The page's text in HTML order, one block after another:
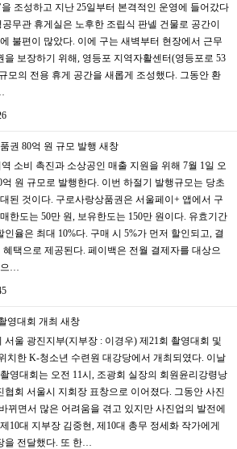
조성하고 지난 25일부터 본격적인 운영에 들어갔다
무관 휴게실은 노후한 조립식 판넬 건물로 공간이
불편이 많았다. 이에 구는 새벽부터 현장에서 근무
보장하기 위해, 영등포 지역자활센터(영등포로 53
모의 전용 휴게 공간을 새롭게 조성했다. 그동안 환
권 80억 원 규모 발행 새창
소비 촉진과 소상공인 매출 지원을 위해 7월 1일 오
원 규모로 발행한다. 이번 하절기 발행규모는 당초
된 것이다. 구로사랑상품권은 서울페이+ 앱에서 구
한도는 50만 원, 보유한도는 150만 원이다. 유효기간
율은 최대 10%다. 구매 시 5%가 먼저 할인되고, 결
택으로 제공된다. 페이백은 전월 결제자를 대상으
…
영대회 개최 새창
서울 광진지부(지부장 : 이경우) 제21회 촬영대회 및
치한 K-청소년 수련원 대강당에서 개최되였다. 이날
영대회는 오전 11시, 조광회 실장의 회원윤리강령낭
협회 서울시 지회장 표창으로 이어졌다. 그동안 사진
뀌면서 많은 어려움을 겪고 있지만 사진업의 발전에
10대 지부장 김중현, 제10대 총무 정세화 작가에게
을 전달했다. 또 한…